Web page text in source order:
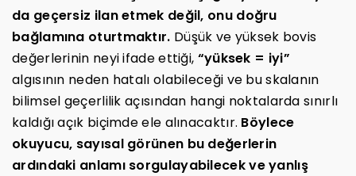
da geçersiz ilan etmek değil, onu doğru
bağlamına oturtmaktır. Düşük ve yüksek bovis
değerlerinin neyi ifade ettiği, “yüksek = iyi”
algısının neden hatalı olabileceği ve bu skalanın
bilimsel geçerlilik açısından hangi noktalarda sınırlı
kaldığı açık biçimde ele alınacaktır. Böylece
okuyucu, sayısal görünen bu değerlerin
ardındaki anlamı sorgulayabilecek ve yanlış